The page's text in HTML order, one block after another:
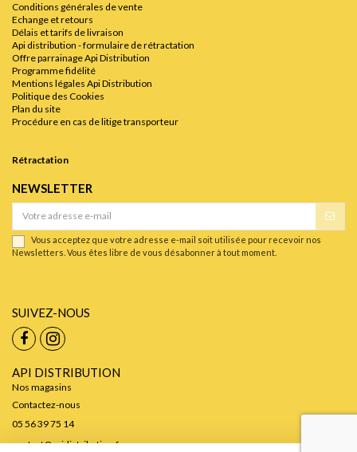
Conditions générales de vente
Echange et retours
Délais et tarifs de livraison
Api distribution - formulaire de rétractation
Offre parrainage Api Distribution
Programme fidélité
Mentions légales Api Distribution
Politique des Cookies
Plan du site
Procédure en cas de litige transporteur
Rétractation
NEWSLETTER
Vous acceptez que votre adresse e-mail soit utilisée pour recevoir nos
Newsletters. Vous êtes libre de vous désabonner à tout moment.
SUIVEZ-NOUS
API DISTRIBUTION
Nos magasins
Contactez-nous
05 56 39 75 14
contact@apidistribution.fr